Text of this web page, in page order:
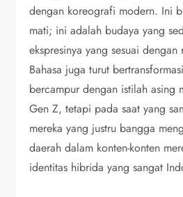
dengan koreografi modern. Ini
mati; ini adalah budaya yang
ekspresinya yang sesuai
Bahasa juga turut
bercampur dengan istilah asing
Gen Z, tetapi pada saat yang
mereka yang justru bangga
daerah dalam konten-konten
identitas hibrida yang sangat